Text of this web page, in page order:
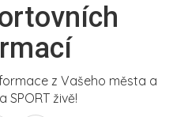
z Vašeho města a
SPORT živě!